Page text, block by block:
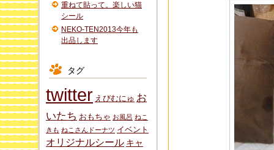
重ねて貼って。楽しい猫
シール
NEKO-TEN2013今年も
出品します
タグ
twitter えびむにゅ お
いたち おもちゃ お風呂 ねこ
きも ねこさんドーナツ イベント
オリジナルシール キャ